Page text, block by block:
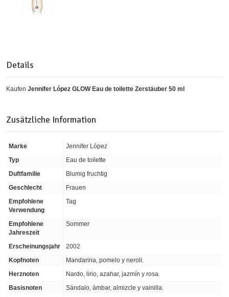
Details
Kaufen Jennifer López GLOW Eau de toilette Zerstäuber 50 ml
Zusätzliche Information
Marke
Jennifer López
Typ
Eau de toilette
Duftfamilie
Blumig fruchtig
Geschlecht
Frauen
Empfohlene
Verwendung
Tag
Empfohlene
Jahreszeit
Sommer
Erscheinungsjahr
2002
Kopfnoten
Mandarina, pomelo y neroli.
Herznoten
Nardo, lirio, azahar, jazmín y rosa.
Basisnoten
Sándalo, ámbar, almizcle y vainilla.